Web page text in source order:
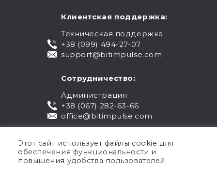
Клиентская поддержка:
Техническая поддержка
+38 (099) 494-27-07
support@bitimpulse.com
Сотрудничество:
Администрация
+38 (067) 282-63-66
office@bitimpulse.com
Этот сайт использует файлы cookie для
обеспечения функциональности и
повышения удобства пользователей.